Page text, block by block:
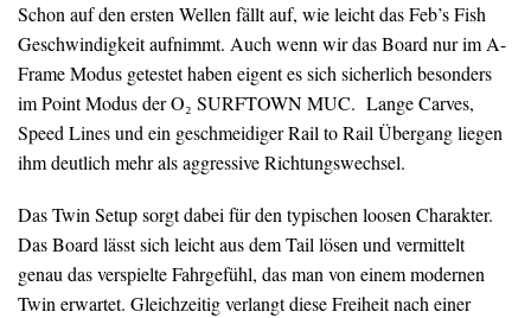
Schon auf den ersten Wellen fällt auf, wie leicht das Feb’s Fish
Geschwindigkeit aufnimmt. Auch wenn wir das Board nur im A-
Frame Modus getestet haben eigent es sich sicherlich besonders
im Point Modus der O₂ SURFTOWN MUC. Lange Carves,
Speed Lines und ein geschmeidiger Rail to Rail Übergang liegen
ihm deutlich mehr als aggressive Richtungswechsel.
Das Twin Setup sorgt dabei für den typischen loosen Charakter.
Das Board lässt sich leicht aus dem Tail lösen und vermittelt
genau das verspielte Fahrgefühl, das man von einem modernen
Twin erwartet. Gleichzeitig verlangt diese Freiheit nach einer